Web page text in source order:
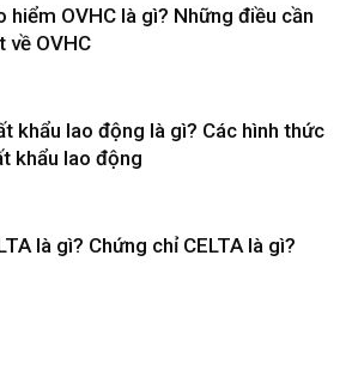
hiểm OVHC là gì? Những điều cần
về OVHC
khẩu lao động là gì? Các hình thức
khẩu lao động
là gì? Chứng chỉ CELTA là gì?